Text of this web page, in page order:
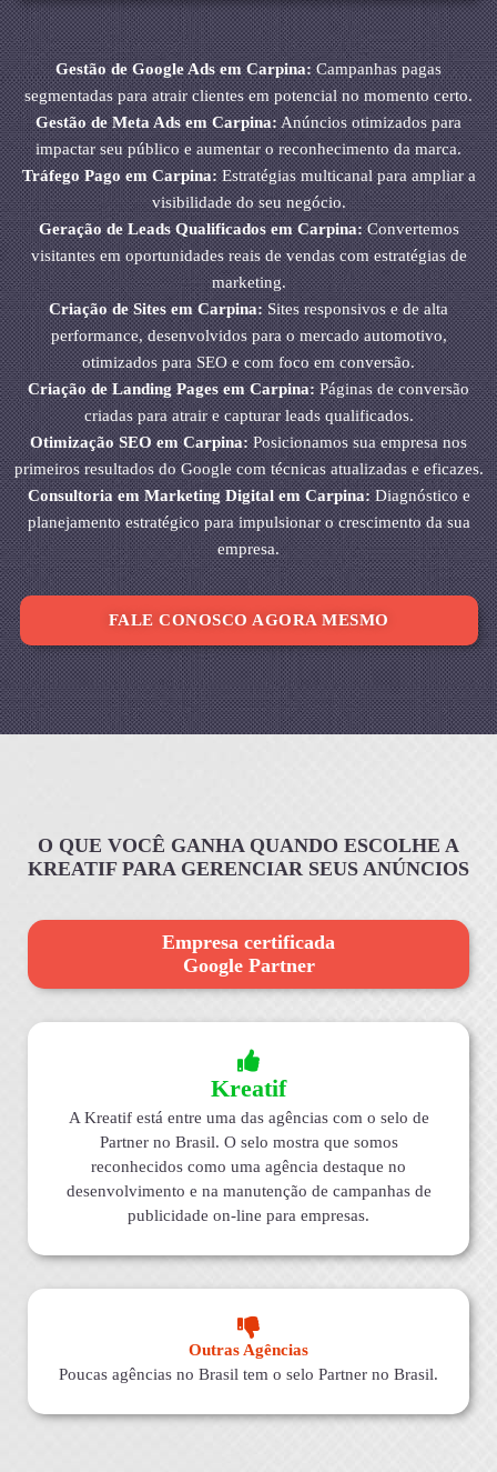
Gestão de Google Ads em Carpina:Campanhas pagas
segmentadas para atrair clientes em potencial no momento certo.
Gestão de Meta Ads em Carpina:Anúncios otimizados para
impactar seu público e aumentar o reconhecimento da marca.
Tráfego Pago em Carpina:Estratégias multicanal para ampliar a
visibilidade do seu negócio.
Geração de Leads Qualificados em Carpina:Convertemos
visitantes em oportunidades reais de vendas com estratégias de
marketing.
Criação de Sites em Carpina:Sites responsivos e de alta
performance, desenvolvidos para o mercado automotivo,
otimizados para SEO e com foco em conversão.
Criação de Landing Pages em Carpina:Páginas de conversão
criadas para atrair e capturar leads qualificados.
Otimização SEO em Carpina:Posicionamos sua empresa nos
primeiros resultados do Google com técnicas atualizadas e eficazes.
Consultoria em Marketing Digital em Carpina:Diagnóstico e
planejamento estratégico para impulsionar o crescimento da sua
empresa.
FALE CONOSCO AGORA MESMO
O QUE VOCÊ GANHA QUANDO ESCOLHE A
KREATIF PARA GERENCIAR SEUS ANÚNCIOS
Empresa certificada
Google Partner
Kreatif
A Kreatif está entre uma das agências com o selo de
Partner no Brasil. O selo mostra que somos
reconhecidos como uma agência destaque no
desenvolvimento e na manutenção de campanhas de
publicidade on-line para empresas.
Outras Agências
Poucas agências no Brasil tem o selo Partner no Brasil.